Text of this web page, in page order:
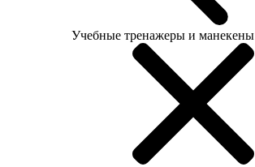
Учебные тренажеры и манекены